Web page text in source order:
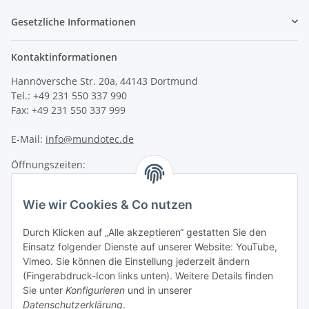
Wie wir Cookies & Co nutzen
Durch Klicken auf „Alle akzeptieren“ gestatten Sie den
Einsatz folgender Dienste auf unserer Website: YouTube,
Vimeo. Sie können die Einstellung jederzeit ändern
(Fingerabdruck-Icon links unten). Weitere Details finden
Sie unter Konfigurieren und in unserer
Datenschutzerklärung.
Gesetzliche Informationen
Kontaktinformationen
Hannöversche Str. 20a, 44143 Dortmund
Tel.: +49 231 550 337 990
Fax: +49 231 550 337 999
E-Mail: info@mundotec.de
Öffnungszeiten:
Montag - Freitag 09:00 - 17:00 Uhr
mundotec GmbH Support
Typisch antworten wir sofort